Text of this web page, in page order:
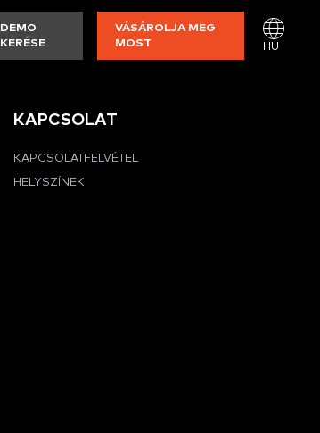
DEMO
KÉRÉSE
VÁSÁROLJA MEG
MOST
HU
KAPCSOLAT
KAPCSOLATFELVÉTEL
HELYSZÍNEK